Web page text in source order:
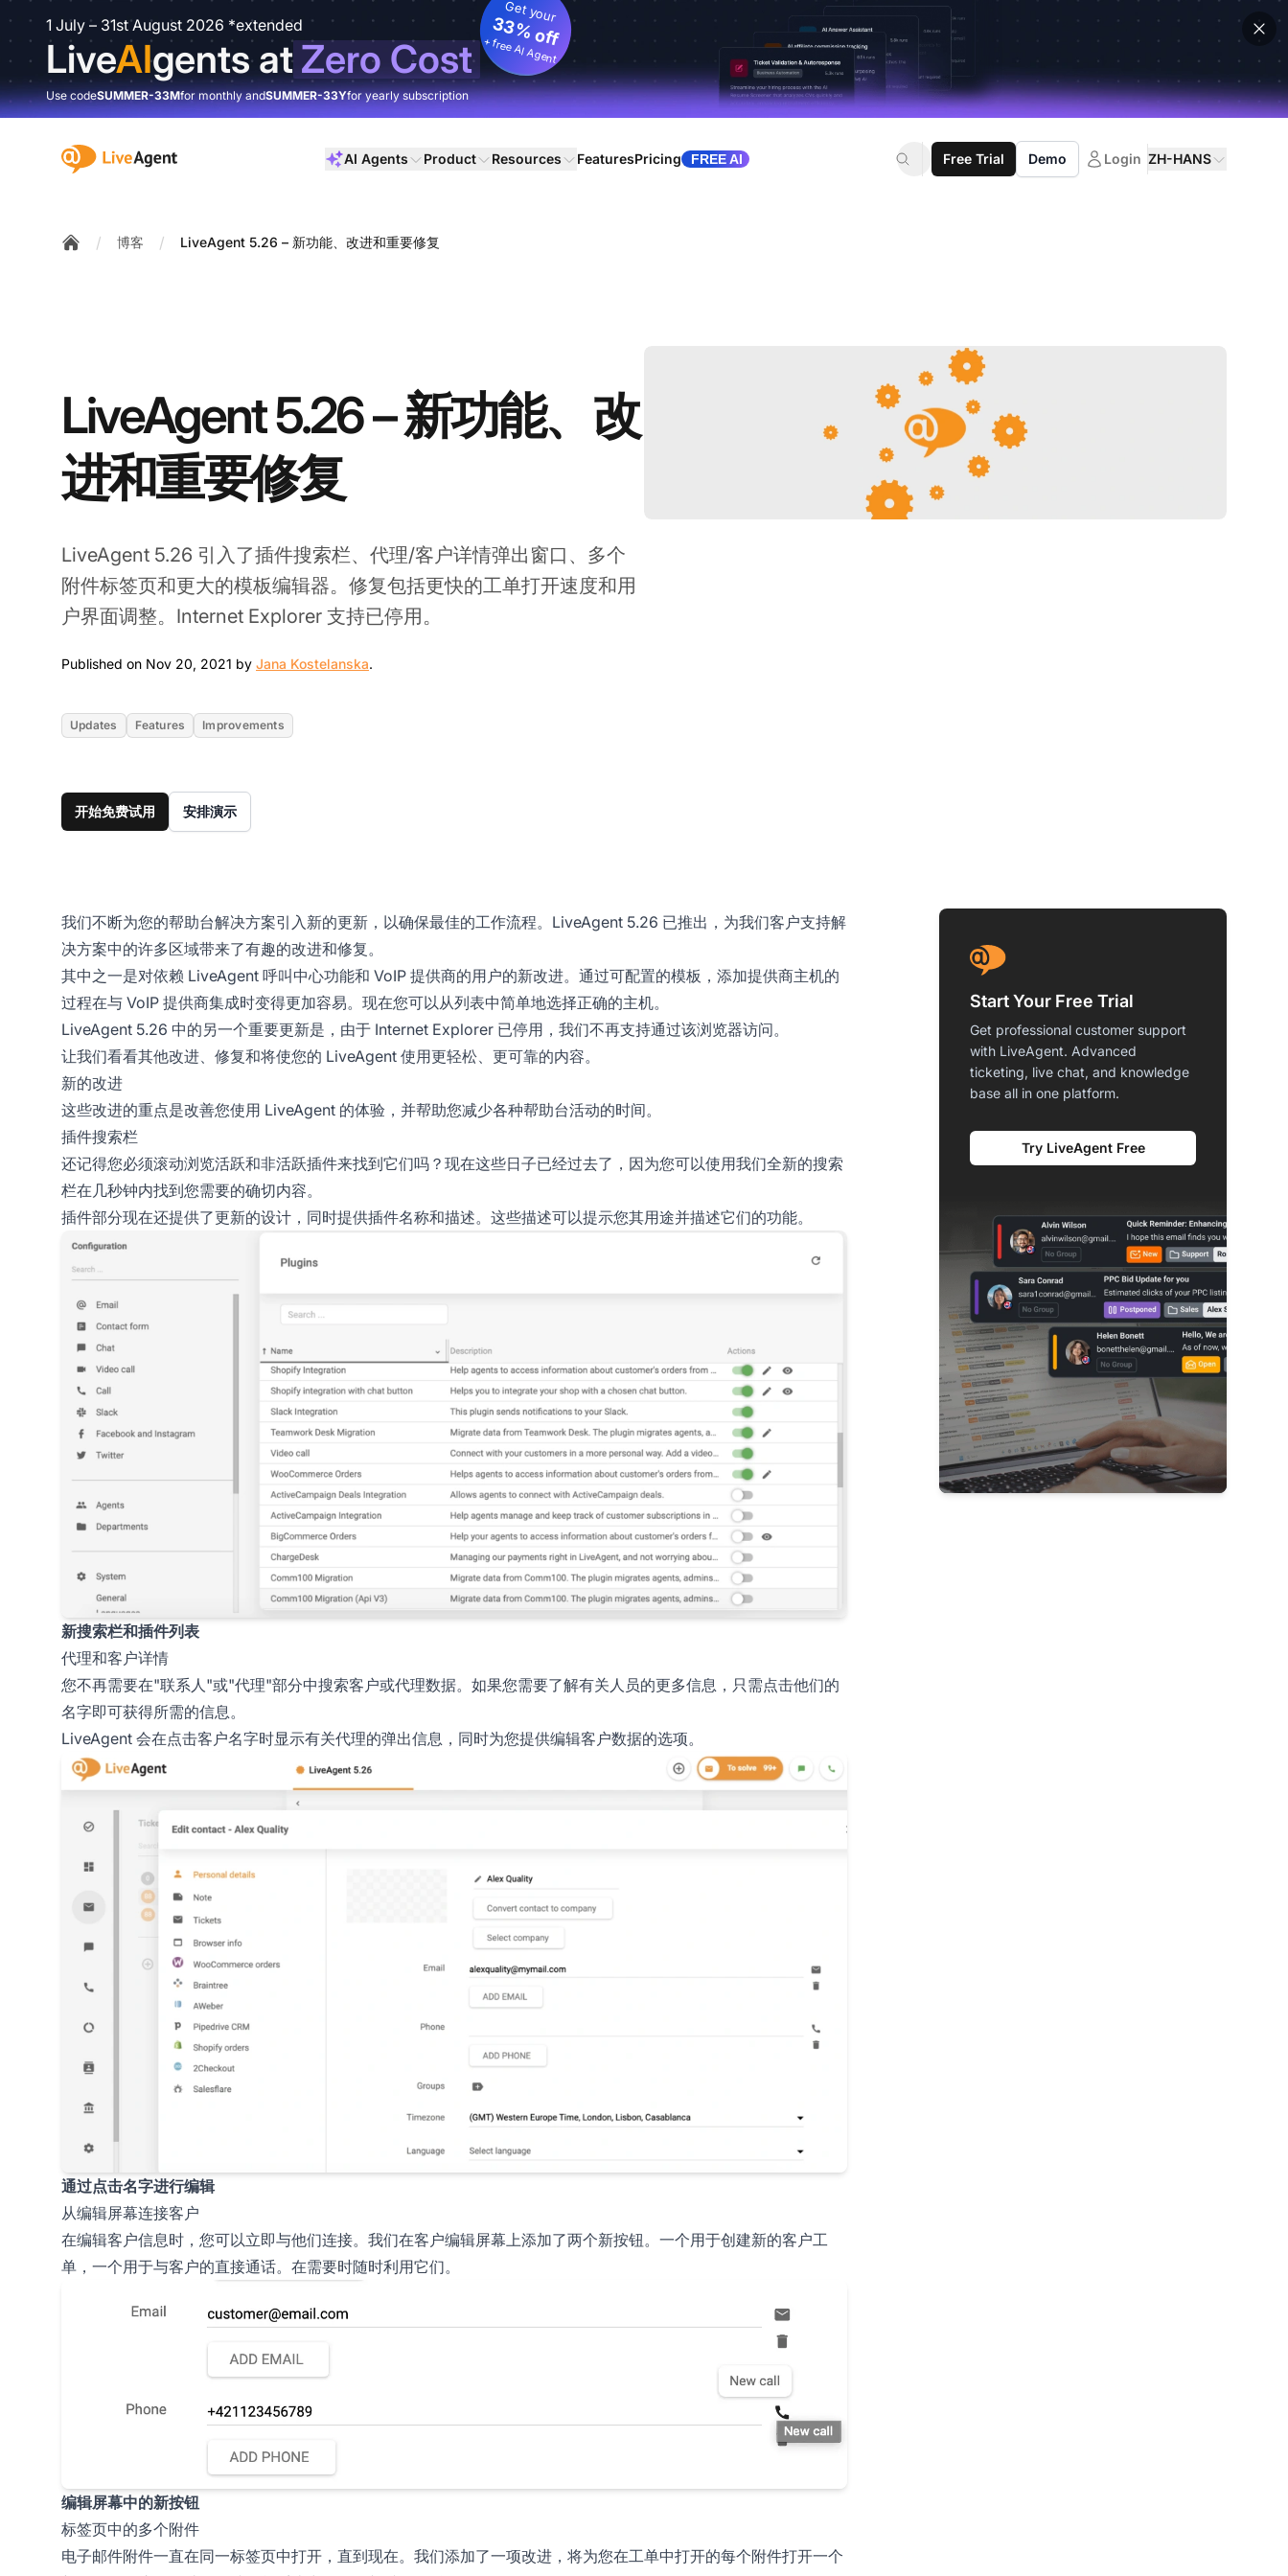
1 July – 31st August 2026 *extended
LiveAIgents atZero Cost
Get your
33% off
+ free AI Agent
Use codeSUMMER-33Mfor monthly andSUMMER-33Yfor yearly subscription
:site.title AI Agents Product Resources FeaturesPricing FREE AI Free Trial Demo Login ZH-HANS
/ 博客 / LiveAgent 5.26 – 新功能、改进和重要修复
LiveAgent 5.26 – 新功能、改
进和重要修复
LiveAgent 5.26 引入了插件搜索栏、代理/客户详情弹出窗口、多个
附件标签页和更大的模板编辑器。修复包括更快的工单打开速度和用
户界面调整。Internet Explorer 支持已停用。
Published on Nov 20, 2021 by Jana Kostelanska.
Updates Features Improvements
开始免费试用 安排演示
我们不断为您的帮助台解决方案引入新的更新，以确保最佳的工作流程。LiveAgent 5.26 已推出，为我们客户支持解
决方案中的许多区域带来了有趣的改进和修复。
其中之一是对依赖 LiveAgent 呼叫中心功能和 VoIP 提供商的用户的新改进。通过可配置的模板，添加提供商主机的
过程在与 VoIP 提供商集成时变得更加容易。现在您可以从列表中简单地选择正确的主机。
LiveAgent 5.26 中的另一个重要更新是，由于 Internet Explorer 已停用，我们不再支持通过该浏览器访问。
让我们看看其他改进、修复和将使您的 LiveAgent 使用更轻松、更可靠的内容。
新的改进
这些改进的重点是改善您使用 LiveAgent 的体验，并帮助您减少各种帮助台活动的时间。
插件搜索栏
还记得您必须滚动浏览活跃和非活跃插件来找到它们吗？现在这些日子已经过去了，因为您可以使用我们全新的搜索
栏在几秒钟内找到您需要的确切内容。
插件部分现在还提供了更新的设计，同时提供插件名称和描述。这些描述可以提示您其用途并描述它们的功能。
新搜索栏和插件列表
代理和客户详情
您不再需要在"联系人"或"代理"部分中搜索客户或代理数据。如果您需要了解有关人员的更多信息，只需点击他们的
名字即可获得所需的信息。
LiveAgent 会在点击客户名字时显示有关代理的弹出信息，同时为您提供编辑客户数据的选项。
通过点击名字进行编辑
从编辑屏幕连接客户
在编辑客户信息时，您可以立即与他们连接。我们在客户编辑屏幕上添加了两个新按钮。一个用于创建新的客户工
单，一个用于与客户的直接通话。在需要时随时利用它们。
编辑屏幕中的新按钮
标签页中的多个附件
电子邮件附件一直在同一标签页中打开，直到现在。我们添加了一项改进，将为您在工单中打开的每个附件打开一个
Start Your Free Trial
Get professional customer support
with LiveAgent. Advanced
ticketing, live chat, and knowledge
base all in one platform.
Try LiveAgent Free